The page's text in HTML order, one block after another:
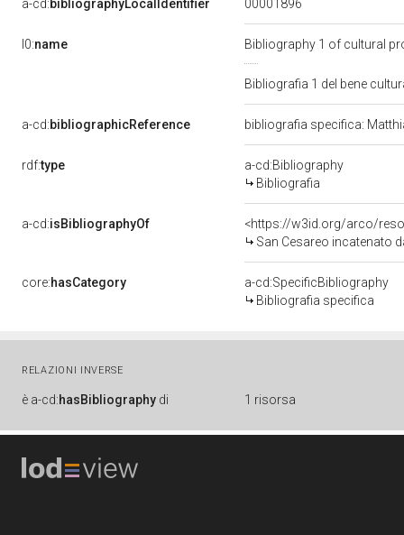
a-cd:bibliographyLocalIdentifier 00001896
l0:name Bibliography 1 of cultural
Bibliografia 1 del bene
a-cd:bibliographicReference bibliografia specifica:
rdf:type
a-cd:Bibliography
Bibliografia
a-cd:isBibliographyOf
<https://w3id.org/arco/
San Cesareo incatenato davanti al
core:hasCategory
a-cd:SpecificBibliography
Bibliografia specifica
RELAZIONI INVERSE
è a-cd:hasBibliography di 1 risorsa